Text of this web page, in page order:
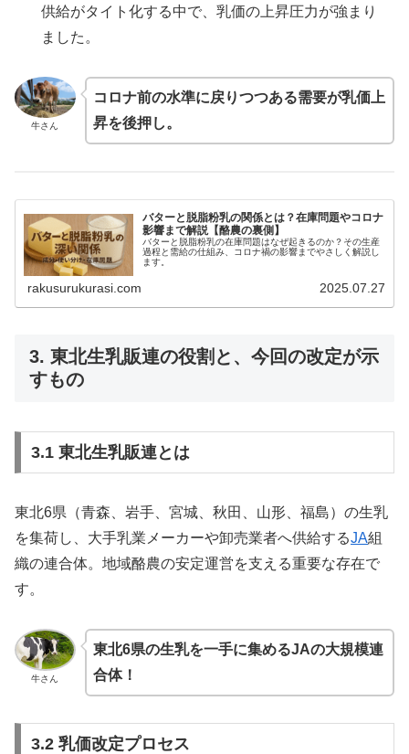
供給がタイト化する中で、乳価の上昇圧力が強まり
ました。
牛さん
コロナ前の水準に戻りつつある需要が乳価上
昇を後押し。
バターと脱脂粉乳の関係とは？在庫問題やコロナ
影響まで解説【酪農の裏側】
バターと脱脂粉乳の在庫問題はなぜ起きるのか？その生産
過程と需給の仕組み、コロナ禍の影響までやさしく解説し
ます。
rakusurukurasi.com 2025.07.27
3. 東北生乳販連の役割と、今回の改定が示
すもの
3.1 東北生乳販連とは
東北6県（青森、岩手、宮城、秋田、山形、福島）の生乳
を集荷し、大手乳業メーカーや卸売業者へ供給するJA組
織の連合体。地域酪農の安定運営を支える重要な存在で
す。
牛さん
東北6県の生乳を一手に集めるJAの大規模連
合体！
3.2 乳価改定プロセス